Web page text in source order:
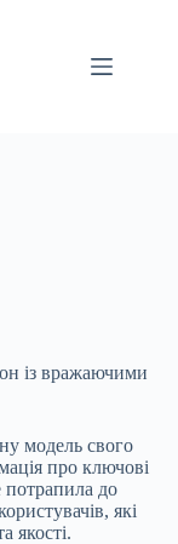
із вражаючими
модель свого
про ключові
до
які
якості.